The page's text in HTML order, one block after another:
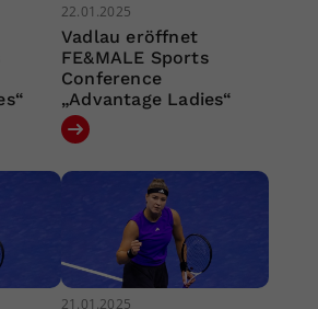
22.01.2025
Vadlau eröffnet
FE&MALE Sports
Conference
„Advantage Ladies“
21.01.2025